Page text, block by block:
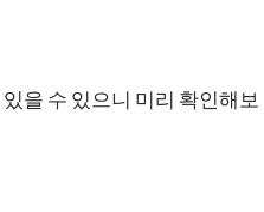
을 수 있으니 미리 확인해보